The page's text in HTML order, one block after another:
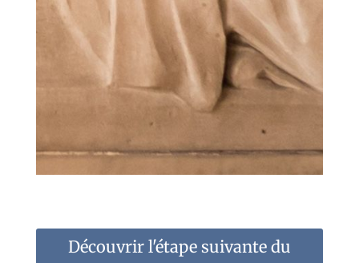
Découvrir l'étape suivante du